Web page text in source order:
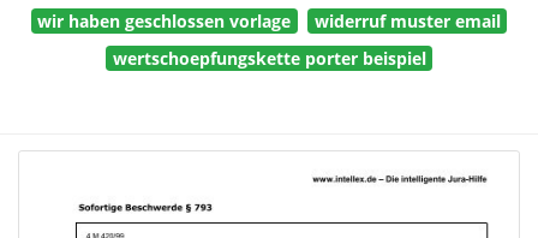
wir haben geschlossen vorlage
widerruf muster email
wertschoepfungskette porter beispiel